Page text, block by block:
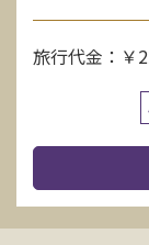
旅行代金：￥